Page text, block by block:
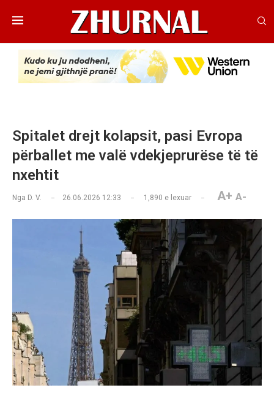
Spitalet drejt kolapsit, pasi Evropa
përballet me valë vdekjeprurëse të të
nxehtit
Nga D. V. 26.06.2026 12:33 1,890 e lexuar A+ A-